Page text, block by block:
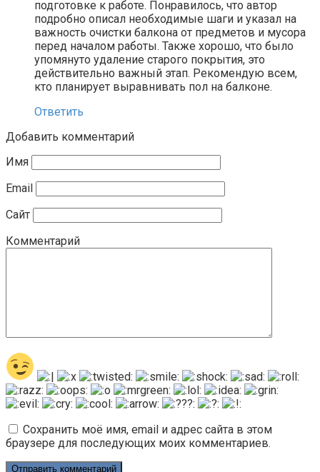
подготовке к работе. Понравилось, что автор
подробно описал необходимые шаги и указал на
важность очистки балкона от предметов и мусора
перед началом работы. Также хорошо, что было
упомянуто удаление старого покрытия, это
действительно важный этап. Рекомендую всем,
кто планирует выравнивать пол на балконе.
Ответить
Добавить комментарий
Имя
Email
Сайт
Комментарий
Сохранить моё имя, email и адрес сайта в этом
браузере для последующих моих комментариев.